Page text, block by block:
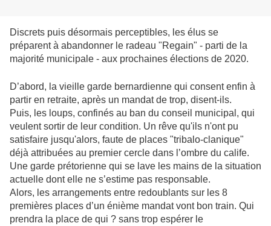
Discrets puis désormais perceptibles, les élus se
préparent à abandonner le radeau "Regain" - parti de la
majorité municipale - aux prochaines élections de 2020.
D’abord, la vieille garde bernardienne qui consent enfin à
partir en retraite, après un mandat de trop, disent-ils.
Puis, les loups, confinés au ban du conseil municipal, qui
veulent sortir de leur condition. Un rêve qu'ils n'ont pu
satisfaire jusqu'alors, faute de places "tribalo-clanique"
déjà attribuées au premier cercle dans l’ombre du calife.
Une garde prétorienne qui se lave les mains de la situation
actuelle dont elle ne s’estime pas responsable.
Alors, les arrangements entre redoublants sur les 8
premières places d’un énième mandat vont bon train. Qui
prendra la place de qui ? sans trop espérer le